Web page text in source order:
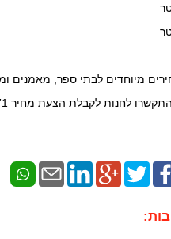
מיוחדים לבתי ספר, מאמנים
לחנות לקבלת הצעת מחיר 04-9562571.